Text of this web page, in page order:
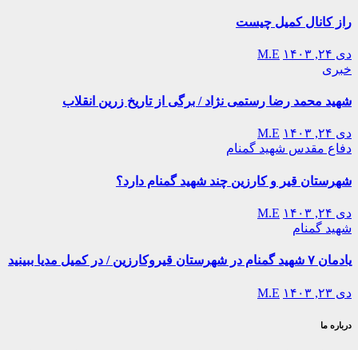
راز کانال کمیل چیست
دی ۲۴, ۱۴۰۳
M.E
خبری
شهید محمد رضا رستمی نژاد / برگی از تاریخ زرین انقلاب
دی ۲۴, ۱۴۰۳
M.E
دفاع مقدس شهید گمنام
شهرستان قیر و کارزین چند شهید گمنام دارد؟
دی ۲۴, ۱۴۰۳
M.E
شهید گمنام
یادمان ۷ شهید گمنام در شهرستان قیروکارزین / در کمیل مدیا ببینید
دی ۲۳, ۱۴۰۳ M.E
درباره ما